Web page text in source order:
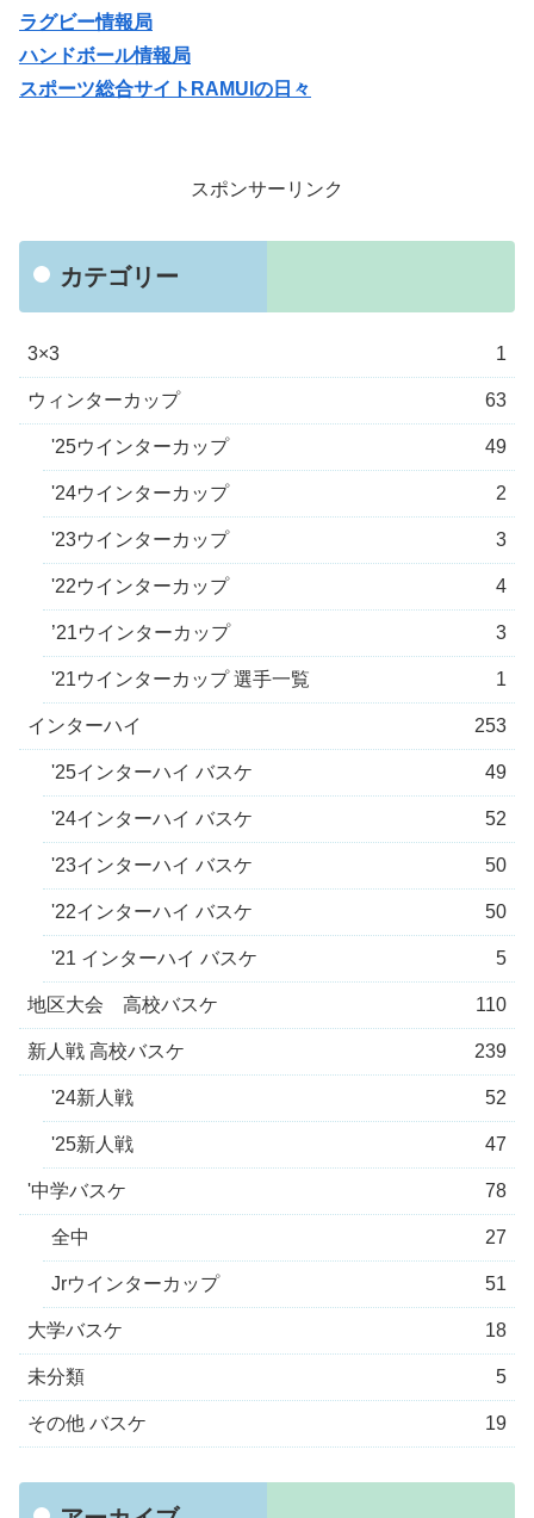
ラグビー情報局
ハンドボール情報局
スポーツ総合サイトRAMUIの日々
スポンサーリンク
カテゴリー
3×3 1
ウィンターカップ 63
'25ウインターカップ 49
'24ウインターカップ 2
'23ウインターカップ 3
'22ウインターカップ 4
’21ウインターカップ 3
'21ウインターカップ 選手一覧 1
インターハイ 253
'25インターハイ バスケ 49
'24インターハイ バスケ 52
'23インターハイ バスケ 50
'22インターハイ バスケ 50
'21 インターハイ バスケ 5
地区大会 高校バスケ 110
新人戦 高校バスケ 239
'24新人戦 52
'25新人戦 47
'中学バスケ 78
全中 27
Jrウインターカップ 51
大学バスケ 18
未分類 5
その他 バスケ 19